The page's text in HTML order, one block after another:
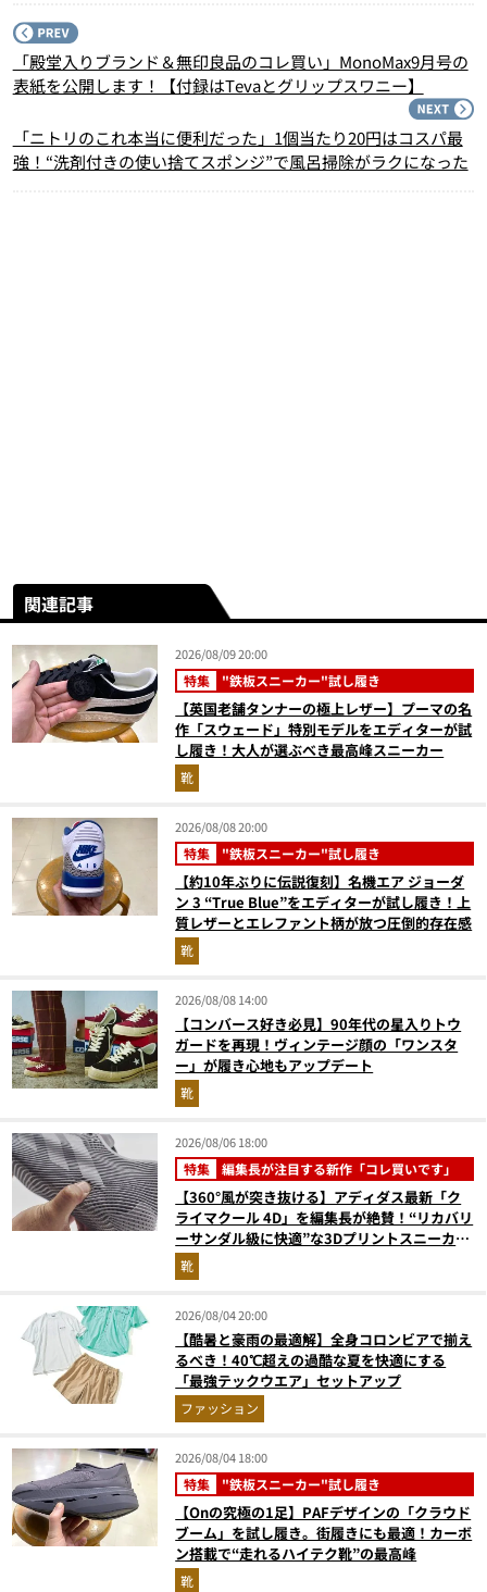
「殿堂入りブランド＆無印良品のコレ買い」MonoMax9月号の
表紙を公開します！【付録はTevaとグリップスワニー】
「ニトリのこれ本当に便利だった」1個当たり20円はコスパ最
強！“洗剤付きの使い捨てスポンジ”で風呂掃除がラクになった
関連記事
2026/08/09 20:00
特集 "鉄板スニーカー"試し履き
【英国老舗タンナーの極上レザー】プーマの名
作「スウェード」特別モデルをエディターが試
し履き！大人が選ぶべき最高峰スニーカー
靴
2026/08/08 20:00
特集 "鉄板スニーカー"試し履き
【約10年ぶりに伝説復刻】名機エア ジョーダ
ン 3 “True Blue”をエディターが試し履き！上
質レザーとエレファント柄が放つ圧倒的存在感
靴
2026/08/08 14:00
【コンバース好き必見】90年代の星入りトウ
ガードを再現！ヴィンテージ顔の「ワンスタ
ー」が履き心地もアップデート
靴
2026/08/06 18:00
特集 編集長が注目する新作「コレ買いです」
【360°風が突き抜ける】アディダス最新「ク
ライマクール 4D」を編集長が絶賛！“リカバリ
ーサンダル級に快適”な3Dプリントスニーカー
『コレ買いです』Vol.173
靴
2026/08/04 20:00
【酷暑と豪雨の最適解】全身コロンビアで揃え
るべき！40℃超えの過酷な夏を快適にする
「最強テックウエア」セットアップ
ファッション
2026/08/04 18:00
特集 "鉄板スニーカー"試し履き
【Onの究極の1足】PAFデザインの「クラウド
ブーム」を試し履き。街履きにも最適！カーボ
ン搭載で“走れるハイテク靴”の最高峰
靴